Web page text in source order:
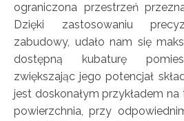
ograniczona przestrzeń
Dzięki zastosowaniu
zabudowy, udało nam się
dostępną kubaturę
zwiększając jego potencjał
jest doskonałym przykładem
powierzchnia, przy